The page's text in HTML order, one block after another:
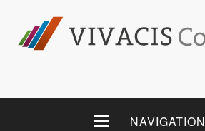
NAVIGATION